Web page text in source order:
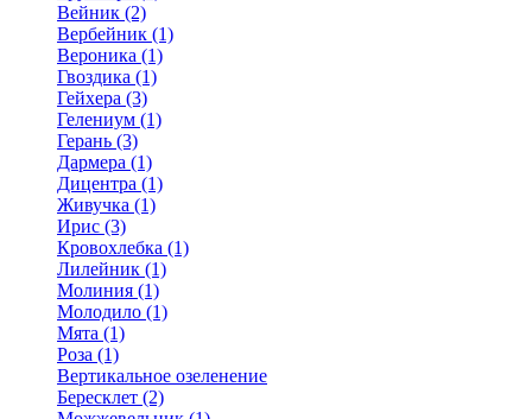
Вейник (2)
Вербейник (1)
Вероника (1)
Гвоздика (1)
Гейхера (3)
Гелениум (1)
Герань (3)
Дармера (1)
Дицентра (1)
Живучка (1)
Ирис (3)
Кровохлебка (1)
Лилейник (1)
Молиния (1)
Молодило (1)
Мята (1)
Роза (1)
Вертикальное озеленение
Бересклет (2)